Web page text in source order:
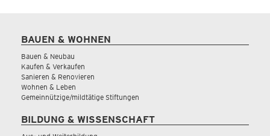
BAUEN & WOHNEN
Bauen & Neubau
Kaufen & Verkaufen
Sanieren & Renovieren
Wohnen & Leben
Gemeinnützige/mildtätige Stiftungen
BILDUNG & WISSENSCHAFT